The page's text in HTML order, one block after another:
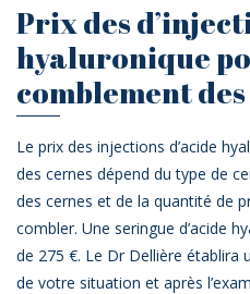
Prix des
hyaluronique
comblement
Le prix des injections d’acide
des cernes dépend du type de
des cernes et de la quantité de
combler. Une seringue d’acide
de 275 €. Le Dr Dellière établira
de votre situation et après